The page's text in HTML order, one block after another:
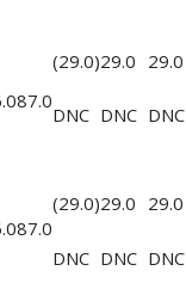
87.0
(29.0)29.0 29.0
DNC DNC DNC
87.0
(29.0)29.0 29.0
DNC DNC DNC